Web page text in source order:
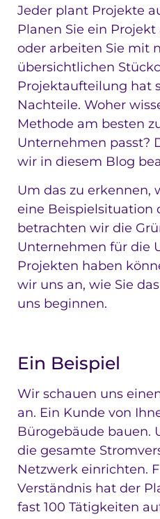
Jeder plant Projekte
Planen Sie ein
oder arbeiten Sie mit
übersichtlichen
Projektaufteilung hat
Nachteile. Woher
Methode am besten
Unternehmen passt?
wir in diesem Blog
Um das zu erkennen,
eine Beispielsituation
betrachten wir die
Unternehmen für die
Projekten haben
wir uns an, wie Sie
uns beginnen.
Ein Beispiel
Wir schauen uns
an. Ein Kunde von
Bürogebäude bauen.
die gesamte
Netzwerk einrichten.
Verständnis hat der
fast 100 Tätigkeiten